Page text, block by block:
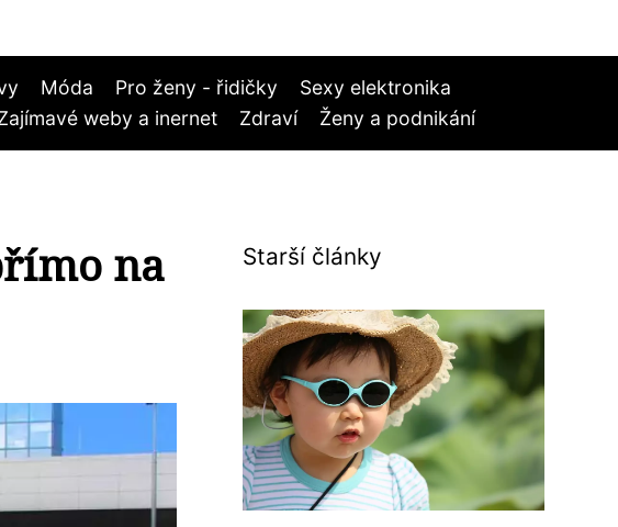
Móda Pro ženy - řidičky
Sexy elektronika
weby a inernet Zdraví Ženy a podnikání
na
Starší články